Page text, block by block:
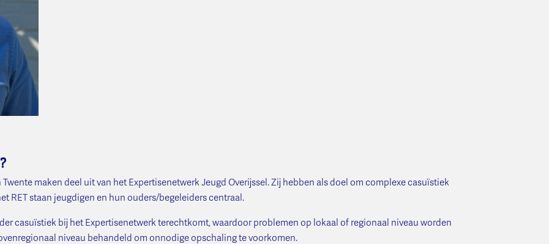
Twente maken deel uit van het Expertisenetwerk Jeugd Overijssel. Zij hebben als doel om complexe casuïstiek
RET staan jeugdigen en hun ouders/begeleiders centraal.
casuïstiek bij het Expertisenetwerk terechtkomt, waardoor problemen op lokaal of regionaal niveau worden
niveau behandeld om onnodige opschaling te voorkomen.